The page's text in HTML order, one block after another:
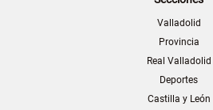
Valladolid
Provincia
Real Valladolid
Deportes
Castilla y León